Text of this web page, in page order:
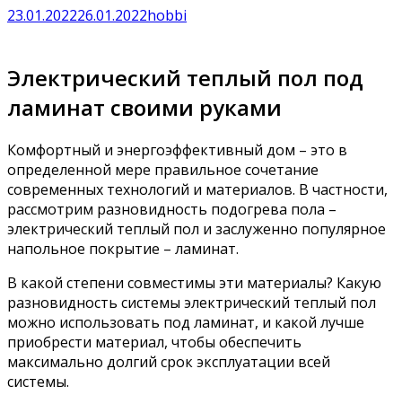
23.01.202226.01.2022hobbi
Электрический теплый пол под
ламинат своими руками
Комфортный и энергоэффективный дом – это в
определенной мере правильное сочетание
современных технологий и материалов. В частности,
рассмотрим разновидность подогрева пола –
электрический теплый пол и заслуженно популярное
напольное покрытие – ламинат.
В какой степени совместимы эти материалы? Какую
разновидность системы электрический теплый пол
можно использовать под ламинат, и какой лучше
приобрести материал, чтобы обеспечить
максимально долгий срок эксплуатации всей
системы.